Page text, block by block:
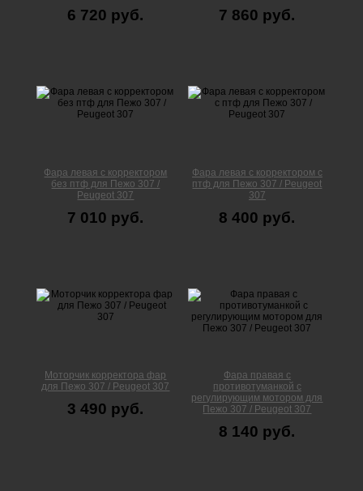
6 720 руб. 7 860 руб.
Фара левая с корректором
без птф для Пежо 307 /
Peugeot 307
7 010 руб.
Фара левая с корректором с
птф для Пежо 307 / Peugeot
307
8 400 руб.
Моторчик корректора фар
для Пежо 307 / Peugeot 307
3 490 руб.
Фара правая с
противотуманкой с
регулирующим мотором для
Пежо 307 / Peugeot 307
8 140 руб.